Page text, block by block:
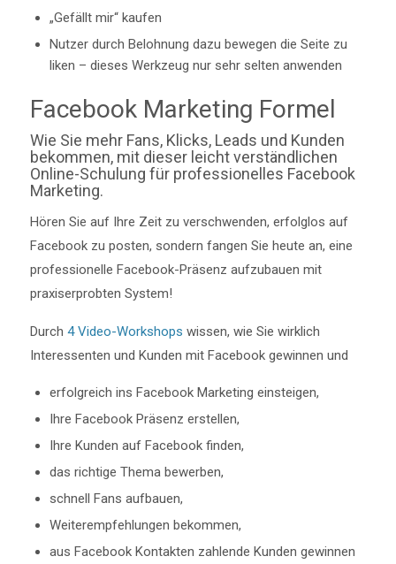
„Gefällt mir“ kaufen
Nutzer durch Belohnung dazu bewegen die Seite zu
liken – dieses Werkzeug nur sehr selten anwenden
Facebook Marketing Formel
Wie Sie mehr Fans, Klicks, Leads und Kunden
bekommen, mit dieser leicht verständlichen
Online-Schulung für professionelles Facebook
Marketing.
Hören Sie auf Ihre Zeit zu verschwenden, erfolglos auf
Facebook zu posten, sondern fangen Sie heute an, eine
professionelle Facebook-Präsenz aufzubauen mit
praxiserprobten System!
Durch 4 Video-Workshops wissen, wie Sie wirklich
Interessenten und Kunden mit Facebook gewinnen und
erfolgreich ins Facebook Marketing einsteigen,
Ihre Facebook Präsenz erstellen,
Ihre Kunden auf Facebook finden,
das richtige Thema bewerben,
schnell Fans aufbauen,
Weiterempfehlungen bekommen,
aus Facebook Kontakten zahlende Kunden gewinnen